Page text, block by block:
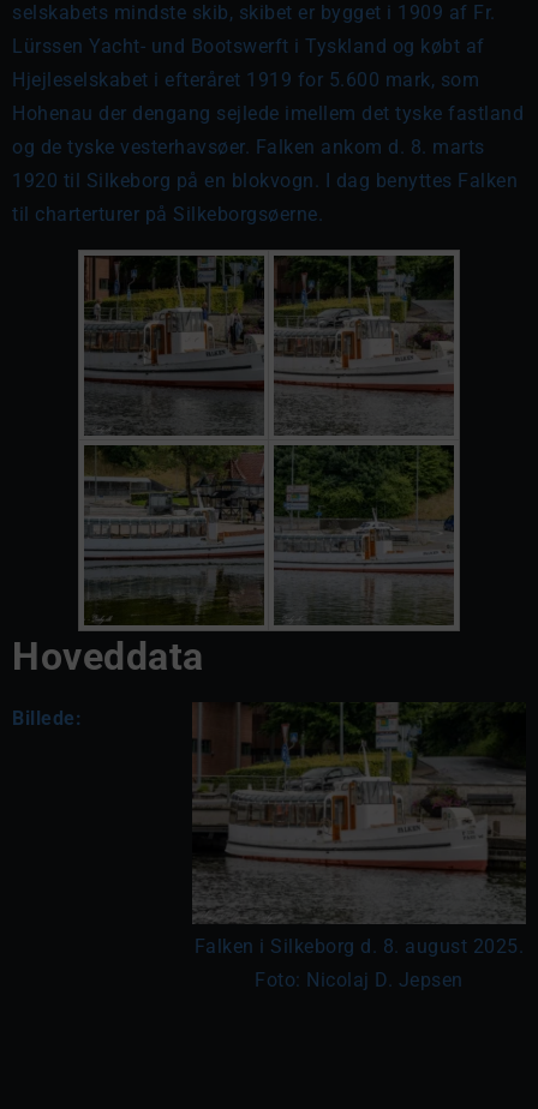
selskabets mindste skib, skibet er bygget i 1909 af Fr.
Lürssen Yacht- und Bootswerft i Tyskland og købt af
Hjejleselskabet i efteråret 1919 for 5.600 mark, som
Hohenau der dengang sejlede imellem det tyske fastland
og de tyske vesterhavsøer. Falken ankom d. 8. marts
1920 til Silkeborg på en blokvogn. I dag benyttes Falken
til charterturer på Silkeborgsøerne.
Hoveddata
Billede:
Falken i Silkeborg d. 8. august 2025.
Foto: Nicolaj D. Jepsen